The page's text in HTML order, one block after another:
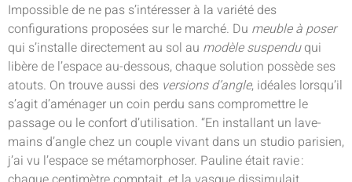
Impossible de ne pas s’intéresser à la variété des
configurations proposées sur le marché. Du meuble à poser
qui s’installe directement au sol au modèle suspenduqui
libère de l’espace au-dessous, chaque solution possède ses
atouts. On trouve aussi des versions d’angle, idéales lorsqu’il
s’agit d’aménager un coin perdu sans compromettre le
passage ou le confort d’utilisation. “En installant un lave-
mains d’angle chez un couple vivant dans un studio parisien,
j’ai vu l’espace se métamorphoser. Pauline était ravie :